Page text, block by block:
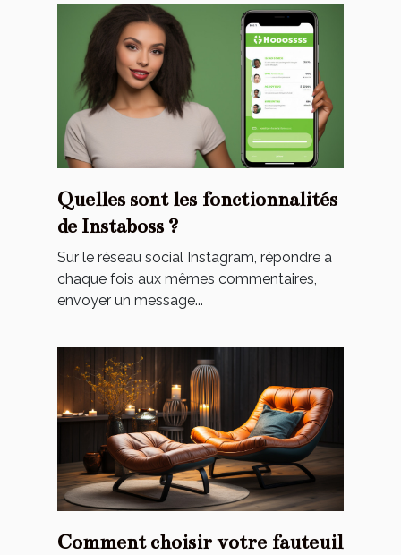
Quelles sont les fonctionnalités
de Instaboss ?
Sur le réseau social Instagram, répondre à
chaque fois aux mêmes commentaires,
envoyer un message...
Comment choisir votre fauteuil